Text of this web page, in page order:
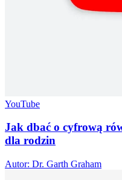
YouTube
Jak dbać o cyfrową
dla rodzin
Autor: Dr. Garth Graham